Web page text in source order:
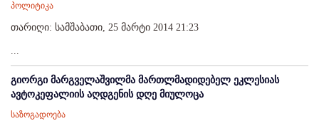
პოლიტიკა
თარიღი: სამშაბათი, 25 მარტი 2014 21:23
...
გიორგი მარგველაშვილმა მართლმადიდებელ ეკლესიას
ავტოკეფალიის აღდგენის დღე მიულოცა
საზოგადოება